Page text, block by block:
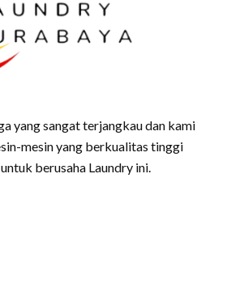
yang sangat terjangkau dan kami
mesin yang berkualitas tinggi
berusaha Laundry ini.